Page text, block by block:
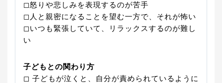
◻︎怒りや悲しみを表現するのが苦手
◻︎人と親密になることを望む一方で、それが怖い
◻︎いつも緊張していて、リラックスするのが難し
い
子どもとの関わり方
◻︎ 子どもが泣くと、自分が責められているように